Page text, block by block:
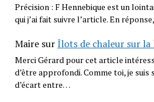
Précision : F Hennebique est un
qui j’ai fait suivre l’article. En
MairesurÎlots de chaleur sur la
Merci Gérard pour cet article
d’être approfondi. Comme toi, je suis
d’écart entre…